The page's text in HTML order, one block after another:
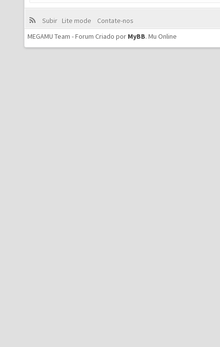
Subir Lite mode
Contate-nos
MEGAMU Team - Forum Criado por MyBB. Mu Online